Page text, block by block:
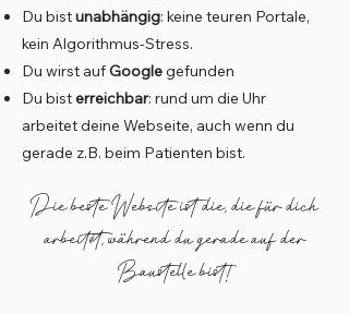
Du bistunabhängig: keine teuren Portale,
kein Algorithmus-Stress.
Du wirst aufGooglegefunden
Du bisterreichbar: rund um die Uhr
arbeitet deine Webseite, auch wenn du
gerade z.B. beim Patienten bist.
Die beste Website ist die, die für dich
arbeitet, während du gerade auf der
Baustelle bist!